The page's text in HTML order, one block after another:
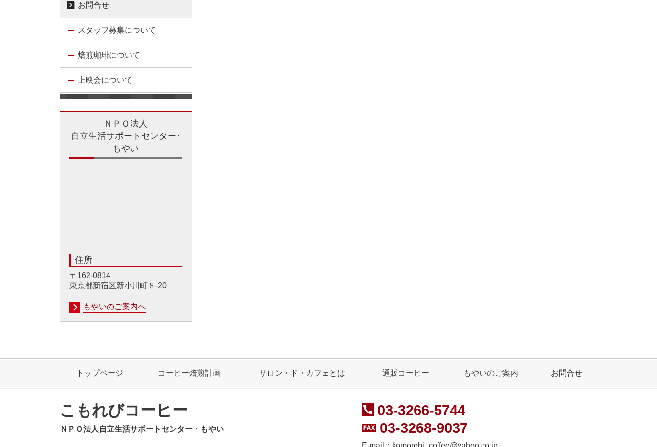
お問合せ
スタッフ募集について
焙煎珈琲について
上映会について
ＮＰＯ法人
自立生活サポートセンター･
もやい
住所
〒162-0814
東京都新宿区新小川町８-20
もやいのご案内へ
トップページ コーヒー焙煎計画 サロン・ド・カフェとは 通販コーヒー もやいのご案内 お問合せ
こもれびコーヒー
ＮＰＯ法人自立生活サポートセンター・もやい
03-3266-5744
03-3268-9037
E-mail： komorebi_coffee@yahoo.co.jp